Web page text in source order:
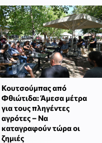
Κουτσούμπας από
Φθιώτιδα: Άμεσα μέτρα
για τους πληγέντες
αγρότες – Να
καταγραφούν τώρα οι
ζημιές